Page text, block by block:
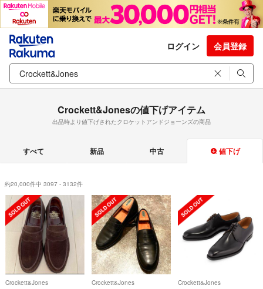
ログイン 会員登録
Crockett&Jonesの値下げアイテム
出品時より値下げされたクロケットアンドジョーンズの商品
すべて 新品 中古 値下げ
約20,000件中 3097 - 3132件
Crockett&Jones Crockett&Jones Crockett&Jones